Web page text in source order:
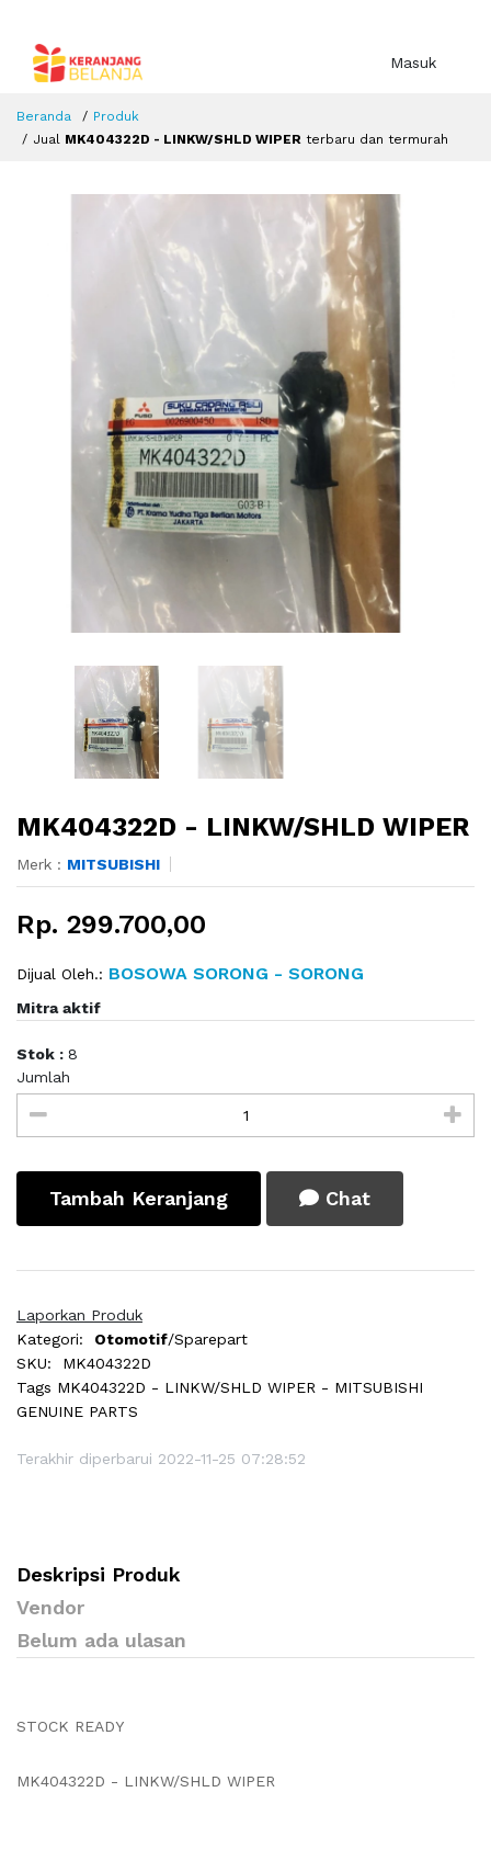
Masuk
Beranda
Produk
Jual MK404322D - LINKW/SHLD WIPER terbaru dan termurah
MK404322D - LINKW/SHLD WIPER
Merk : MITSUBISHI
Rp. 299.700,00
Dijual Oleh.: BOSOWA SORONG - SORONG
Mitra aktif
Stok : 8
Jumlah
Tambah Keranjang Chat
Laporkan Produk
Kategori:
Otomotif/Sparepart
SKU:
MK404322D
Tags MK404322D - LINKW/SHLD WIPER - MITSUBISHI
GENUINE PARTS
Terakhir diperbarui 2022-11-25 07:28:52
Deskripsi Produk
Vendor
Belum ada ulasan
STOCK READY
MK404322D - LINKW/SHLD WIPER